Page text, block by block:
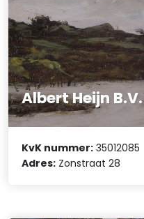
Albert Heijn B.V.
KvK nummer: 35012085
Adres: Zonstraat 28